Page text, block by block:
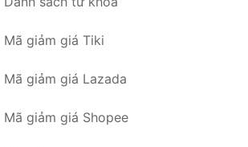
Mã giảm giá Tiki
Mã giảm giá Lazada
Mã giảm giá Shopee